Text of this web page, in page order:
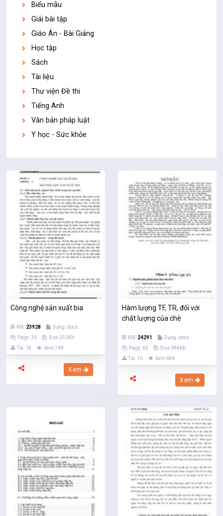
Biểu mẫu
Giải bài tập
Giáo Án - Bài Giảng
Học tập
Sách
Tài liệu
Thư viện Đề thi
Tiếng Anh
Văn bản pháp luật
Y học - Sức khỏe
Công nghệ sản xuất bia
Mã: 23928
Dạng:.docx
Page: 36
Size:250Kb
Tải: 18
Xem:748
Xem
Hàm lượng TF, TR, đối với
chất lượng của chè
Mã: 24291
Dạng:.docx
Page: 63
Size:384Kb
Tải: 16
Xem:684
Xem